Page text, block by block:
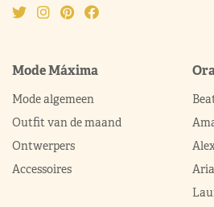
Mode Máxima
Mode algemeen
Outfit van de maand
Ontwerpers
Accessoires